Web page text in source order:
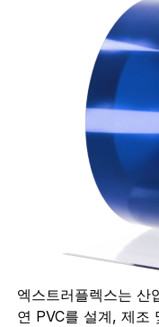
엑스트러플렉스는 산
연 PVC를 설계, 제조